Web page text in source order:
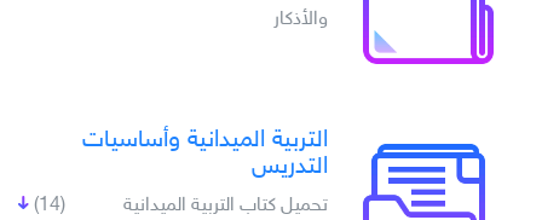
والأذكار
التربية الميدانية وأساسيات
التدريس
(14)
تحميل كتاب التربية الميدانية